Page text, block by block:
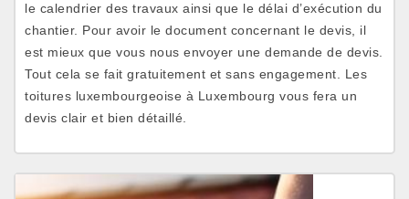
le calendrier des travaux ainsi que le délai d’exécution du
chantier. Pour avoir le document concernant le devis, il
est mieux que vous nous envoyer une demande de devis.
Tout cela se fait gratuitement et sans engagement. Les
toitures luxembourgeoise à Luxembourg vous fera un
devis clair et bien détaillé.